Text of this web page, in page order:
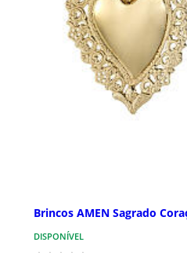
Brincos AMEN Sagrado
DISPONÍVEL